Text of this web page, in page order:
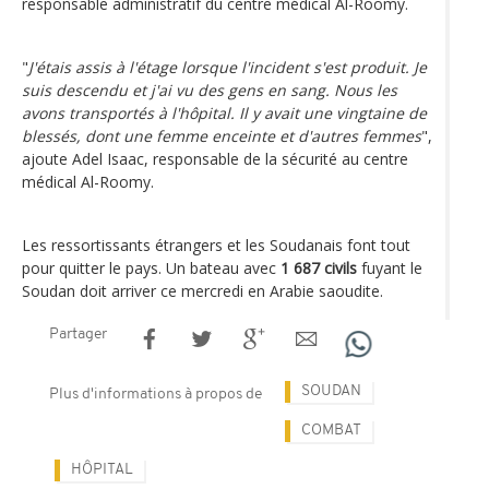
"J'étais assis à l'étage lorsque l'incident s'est produit. Je
suis descendu et j'ai vu des gens en sang. Nous les
avons transportés à l'hôpital. Il y avait une vingtaine de
blessés, dont une femme enceinte et d'autres femmes",
ajoute Adel Isaac, responsable de la sécurité au centre
médical Al-Roomy.
Les ressortissants étrangers et les Soudanais font tout
pour quitter le pays. Un bateau avec 1 687 civils fuyant le
Soudan doit arriver ce mercredi en Arabie saoudite.
Partager
Plus d'informations à propos de SOUDAN
COMBAT
HÔPITAL